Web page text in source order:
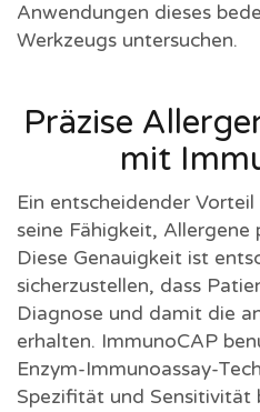
Anwendungen dieses
Werkzeugs untersuchen.
Präzise
mit
Ein entscheidender
seine Fähigkeit, Allergene
Diese Genauigkeit ist
sicherzustellen, dass
Diagnose und damit die
erhalten. ImmunoCAP
Enzym-Immunoassay-
Spezifität und Sensitivität